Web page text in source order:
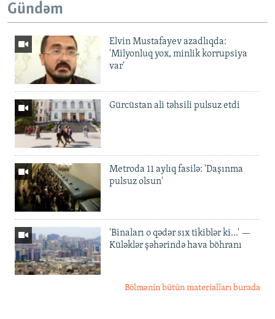
Gündəm
Elvin Mustafayev azadlıqda:
'Milyonluq yox, minlik korrupsiya
var'
Gürcüstan ali təhsili pulsuz etdi
Metroda 11 aylıq fasilə: 'Daşınma
pulsuz olsun'
'Binaları o qədər sıx tikiblər ki...' —
Küləklər şəhərində hava böhranı
Bölmənin bütün materialları burada